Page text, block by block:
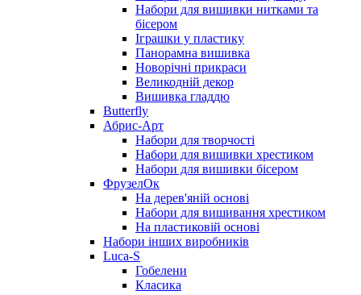
Набори для вишивки нитками та
бісером
Іграшки у пластику
Панорамна вишивка
Новорічні прикраси
Великодній декор
Вишивка гладдю
Butterfly
Абрис-Арт
Набори для творчості
Набори для вишивки хрестиком
Набори для вишивки бісером
ФрузелОк
На дерев'яній основі
Набори для вишивання хрестиком
На пластиковій основі
Набори інших виробників
Luca-S
Гобелени
Класика